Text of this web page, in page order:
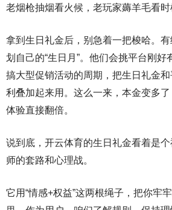
老烟枪抽烟看火候，老玩家薅羊毛看时
拿到生日礼金后，别急着一把梭哈。
划自己的“生日月”。他们会挑平台刚
搞大型促销活动的周期，把生日礼金
利叠加起来用。这么一来，本金变多
体验直接翻倍。
说到底，开云体育的生日礼金看着是
师的套路和心理战。
它用“情感+权益”这两根绳子，把你牢